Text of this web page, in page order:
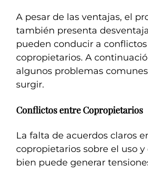
A pesar de las ventajas, el
también presenta
pueden conducir a
copropietarios. A
algunos problemas
surgir.
Conflictos entre Copropietarios
La falta de acuerdos claros
copropietarios sobre el uso
bien puede generar